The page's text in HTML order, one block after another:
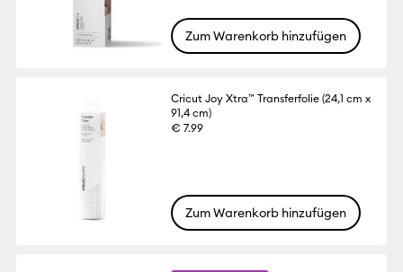
Zum Warenkorb hinzufügen
Cricut Joy Xtra™ Transferfolie (24,1 cm x
91,4 cm)
€ 7.99
Zum Warenkorb hinzufügen